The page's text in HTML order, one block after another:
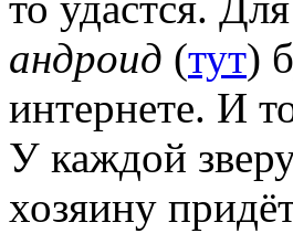
андроид (тут)
интернете. И
У каждой
хозяину